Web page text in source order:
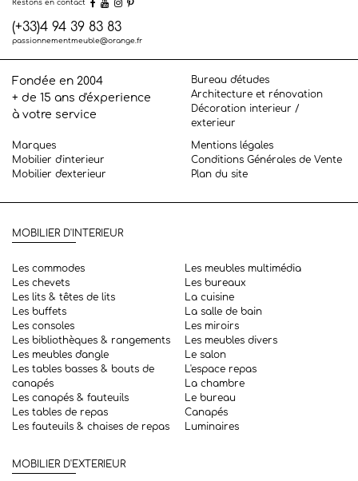
Restons en contact
(+33)4 94 39 83 83
passionnementmeuble@orange.fr
Fondée en 2004
+ de 15 ans d'éxperience
à votre service
Bureau d'études
Architecture et rénovation
Décoration interieur /
exterieur
Marques
Mobilier d'interieur
Mobilier d'exterieur
Mentions légales
Conditions Générales de Vente
Plan du site
MOBILIER D'INTERIEUR
Les commodes
Les chevets
Les lits & têtes de lits
Les buffets
Les consoles
Les bibliothèques & rangements
Les meubles d'angle
Les tables basses & bouts de
canapés
Les canapés & fauteuils
Les tables de repas
Les fauteuils & chaises de repas
Les meubles multimédia
Les bureaux
La cuisine
La salle de bain
Les miroirs
Les meubles divers
Le salon
L'espace repas
La chambre
Le bureau
Canapés
Luminaires
MOBILIER D'EXTERIEUR